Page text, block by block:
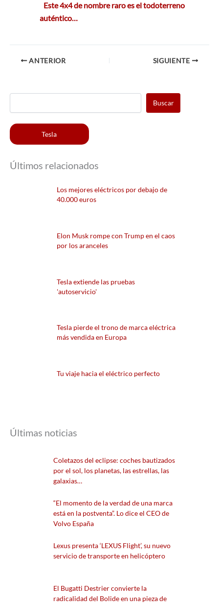
Este 4x4 de nombre raro es el todoterreno
auténtico…
ANTERIOR SIGUIENTE
Buscar
Tesla
Últimos relacionados
Los mejores eléctricos por debajo de
40.000 euros
Elon Musk rompe con Trump en el caos
por los aranceles
Tesla extiende las pruebas
'autoservicio'
Tesla pierde el trono de marca eléctrica
más vendida en Europa
Tu viaje hacia el eléctrico perfecto
Últimas noticias
Coletazos del eclipse: coches bautizados
por el sol, los planetas, las estrellas, las
galaxias…
“El momento de la verdad de una marca
está en la postventa”. Lo dice el CEO de
Volvo España
Lexus presenta ‘LEXUS Flight’, su nuevo
servicio de transporte en helicóptero
El Bugatti Destrier convierte la
radicalidad del Bolide en una pieza de